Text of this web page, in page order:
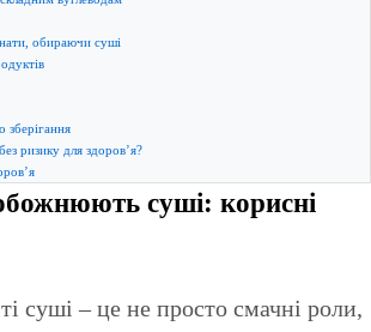
обираючи суші
зберігання
ризику для здоров’я?
суші: корисні
суші – це не просто смачні роли,